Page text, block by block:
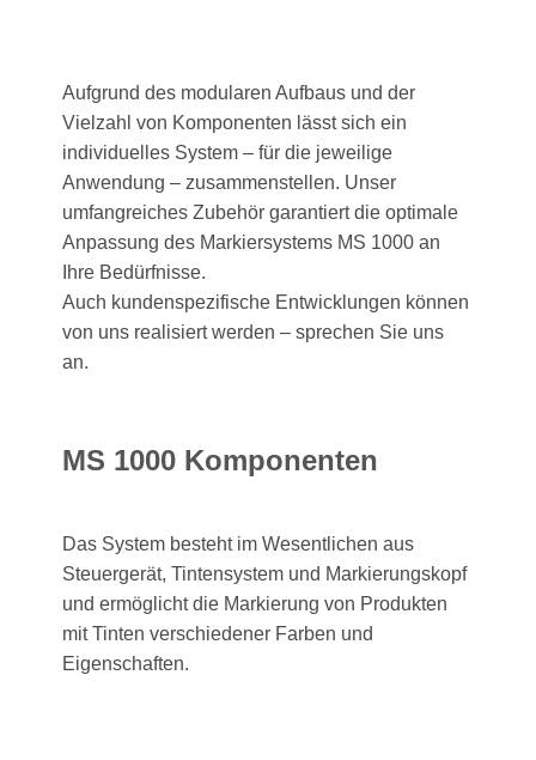
Aufgrund des modularen Aufbaus und der
Vielzahl von Komponenten lässt sich ein
individuelles System – für die jeweilige
Anwendung – zusammenstellen. Unser
umfangreiches Zubehör garantiert die optimale
Anpassung des Markiersystems MS 1000 an
Ihre Bedürfnisse.
Auch kundenspezifische Entwicklungen können
von uns realisiert werden – sprechen Sie uns
an.
MS 1000 Komponenten
Das System besteht im Wesentlichen aus
Steuergerät, Tintensystem und Markierungskopf
und ermöglicht die Markierung von Produkten
mit Tinten verschiedener Farben und
Eigenschaften.